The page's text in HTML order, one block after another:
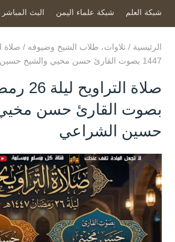
شبكة العلم شبكة علماء اليمن البث المباشر
الرئيسية / تلاوات، طلاب الشيخ وضيوفه /
1447 بصوت القارئ حسن مخيي والشيخ حسين الشراعي
بصوت القارئ حسن
حسين الشراعي